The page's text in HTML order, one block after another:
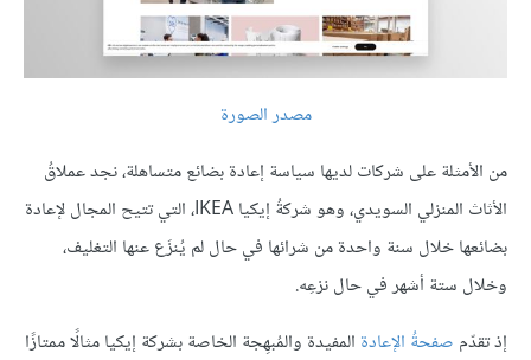
مصدر الصورة
من الأمثلة على شركات لديها سياسة إعادة بضائع متساهلة، نجد عملاقُ
الأثاث المنزلي السويدي، وهو شركةُ إيكيا IKEA، التي تتيح المجال لإعادة
بضائعها خلال سنة واحدة من شرائها في حال لم يُنزَع عنها التغليف،
وخلال ستة أشهر في حال نزعِه.
إذ تقدّم صفحةُ الإعادة المفيدة والمُبهِجة الخاصة بشركة إيكيا مثالًا ممتازًا